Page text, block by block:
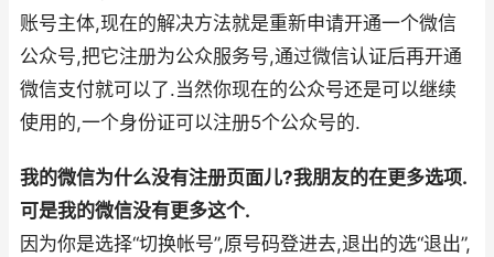
账号主体,现在的解决方法就是重新申请开通一个微信
公众号,把它注册为公众服务号,通过微信认证后再开通
微信支付就可以了.当然你现在的公众号还是可以继续
使用的,一个身份证可以注册5个公众号的.
我的微信为什么没有注册页面儿?我朋友的在更多选项.
可是我的微信没有更多这个.
因为你是选择“切换帐号”,原号码登进去,退出的选“退出”,